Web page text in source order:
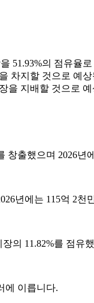
51.93%의 점유율
차지할 것으로 예
을 지배할 것으로
창출했으며 2026
년에는 115억 2
의 11.82%를 점유
에 이릅니다.